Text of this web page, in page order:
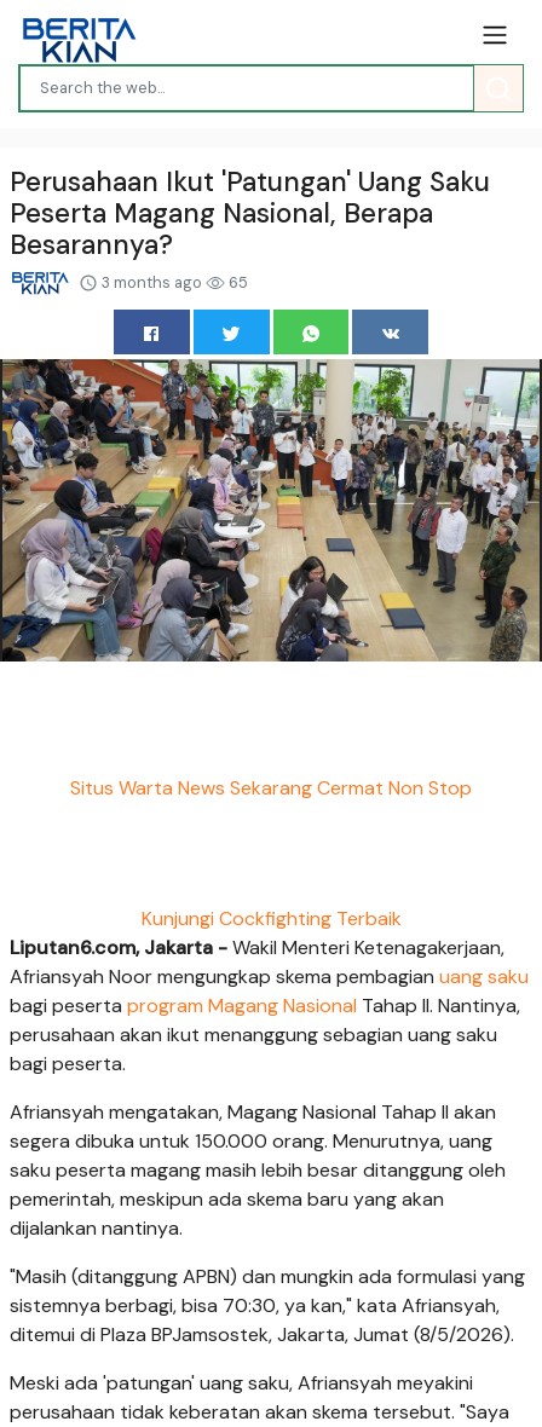
Perusahaan Ikut 'Patungan' Uang Saku
Peserta Magang Nasional, Berapa
Besarannya?
3 months ago 65
Situs Warta News Sekarang Cermat Non Stop
Kunjungi Cockfighting Terbaik
Liputan6.com, Jakarta -Wakil Menteri Ketenagakerjaan,
Afriansyah Noor mengungkap skema pembagian uang saku
bagi peserta program Magang Nasional Tahap II. Nantinya,
perusahaan akan ikut menanggung sebagian uang saku
bagi peserta.
Afriansyah mengatakan, Magang Nasional Tahap II akan
segera dibuka untuk 150.000 orang. Menurutnya, uang
saku peserta magang masih lebih besar ditanggung oleh
pemerintah, meskipun ada skema baru yang akan
dijalankan nantinya.
"Masih (ditanggung APBN) dan mungkin ada formulasi yang
sistemnya berbagi, bisa 70:30, ya kan," kata Afriansyah,
ditemui di Plaza BPJamsostek, Jakarta, Jumat (8/5/2026).
Meski ada 'patungan' uang saku, Afriansyah meyakini
perusahaan tidak keberatan akan skema tersebut. "Saya